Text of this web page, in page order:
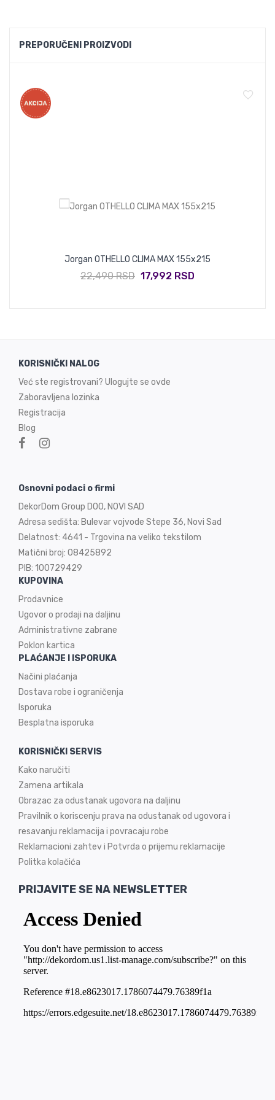
PREPORUČENI PROIZVODI
Jorgan OTHELLO CLIMA MAX 155x215
22,490 RSD 17,992 RSD
KORISNIČKI NALOG
Već ste registrovani? Ulogujte se ovde
Zaboravljena lozinka
Registracija
Blog
Osnovni podaci o firmi
DekorDom Group DOO, NOVI SAD
Adresa sedišta: Bulevar vojvode Stepe 36, Novi Sad
Delatnost: 4641 - Trgovina na veliko tekstilom
Matični broj: 08425892
PIB: 100729429
KUPOVINA
Prodavnice
Ugovor o prodaji na daljinu
Administrativne zabrane
Poklon kartica
PLAĆANJE I ISPORUKA
Načini plaćanja
Dostava robe i ograničenja
Isporuka
Besplatna isporuka
KORISNIČKI SERVIS
Kako naručiti
Zamena artikala
Obrazac za odustanak ugovora na daljinu
Pravilnik o koriscenju prava na odustanak od ugovora i
resavanju reklamacija i povracaju robe
Reklamacioni zahtev i Potvrda o prijemu reklamacije
Politka kolačića
PRIJAVITE SE NA NEWSLETTER